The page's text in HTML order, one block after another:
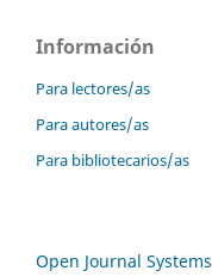
Información
Para lectores/as
Para autores/as
Para bibliotecarios/as
Open Journal Systems